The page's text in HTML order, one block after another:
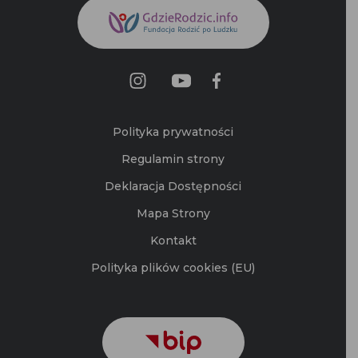
Polityka prywatności
Regulamin strony
Deklaracja Dostępności
Mapa Strony
Kontakt
Polityka plików cookies (EU)